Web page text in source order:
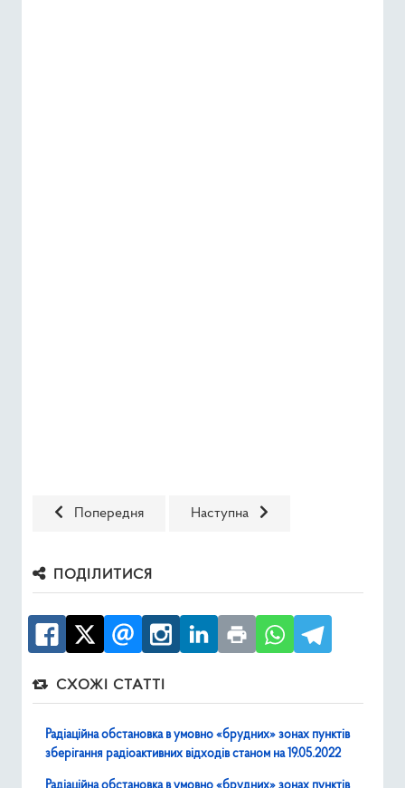
Попередня стаття: Радіаційна обстановка в умовно
Попередня Наступна стаття: Радіаційна
Наступна
ПОДІЛИТИСЯ
СХОЖІ СТАТТІ
Радіаційна обстановка в умовно «брудних» зонах пунктів
зберігання радіоактивних відходів станом на 19.05.2022